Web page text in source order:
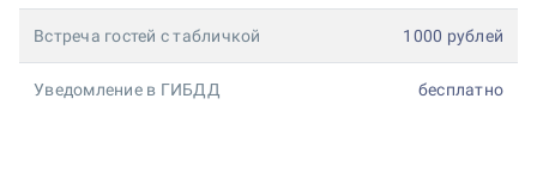
Встреча гостей с табличкой 1000 рублей
Уведомление в ГИБДД бесплатно